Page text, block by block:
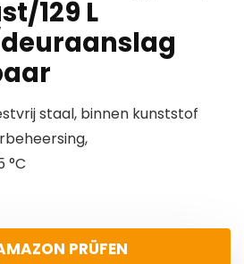
129 L
staal, binnen kunststof
°C
PRÜFEN